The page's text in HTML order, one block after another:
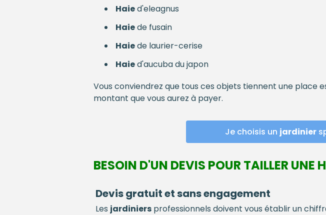
Haied'eleagnus
Haiede fusain
Haiede laurier-cerise
Haied'aucuba du japon
Vous conviendrez que tous ces objets tiennent une place
montant que vous aurez à payer.
Je choisis un jardinier
BESOIN D'UN DEVIS POUR TAILLER UNE
Devis gratuit et sans engagement
Les jardiniers professionnels doivent vous établir un